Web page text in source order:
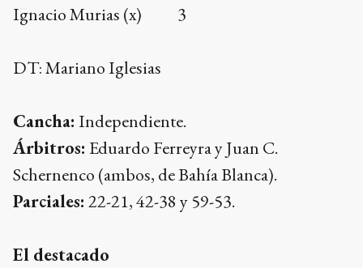
Ignacio Murias (x) 3
DT: Mariano Iglesias
Cancha: Independiente.
Árbitros: Eduardo Ferreyra y Juan C.
Schernenco (ambos, de Bahía Blanca).
Parciales: 22-21, 42-38 y 59-53.
El destacado